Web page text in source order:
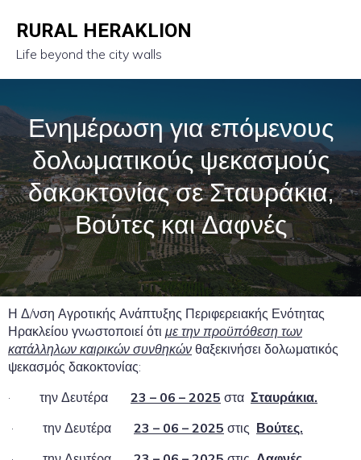
RURAL HERAKLION
Life beyond the city walls
Ενημέρωση για επόμενους
δολωματικούς ψεκασμούς
δακοκτονίας σε Σταυράκια,
Βούτες και Δαφνές
Η Δ/νση Αγροτικής Ανάπτυξης Περιφερειακής Ενότητας
Ηρακλείου γνωστοποιεί ότι με την προϋπόθεση των
κατάλληλων καιρικών συνθηκών θαξεκινήσει δολωματικός
ψεκασμός δακοκτονίας:
· την Δευτέρα 23 – 06 – 2025 στα Σταυράκια.
· την Δευτέρα 23 – 06 – 2025 στις Βούτες.